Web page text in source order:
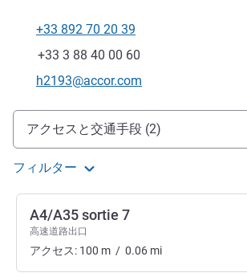
電話番号
+33 892 70 20 39
ファックス
+33 3 88 40 00 60
Eメール
h2193@accor.com
アクセスと交通機関
アクセスと交通手段 (2)
フィルター
A4/A35 sortie 7
高速道路出口
アクセス: 100 m / 0.06 mi